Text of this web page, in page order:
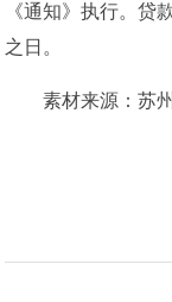
《通知》执行。贷
之日。
素材来源：苏州